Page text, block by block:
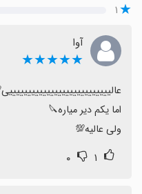
۱
آوا
★★★★★
ولی عالیه💯
۱ ۰